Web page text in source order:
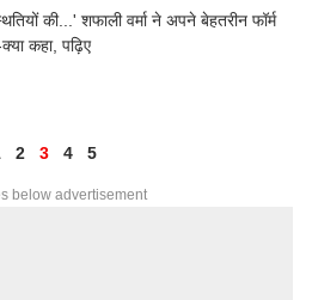
की...' शफाली वर्मा ने अपने बेहतरीन फॉर्म
कहा, पढ़िए
2 3 4 5
below advertisement